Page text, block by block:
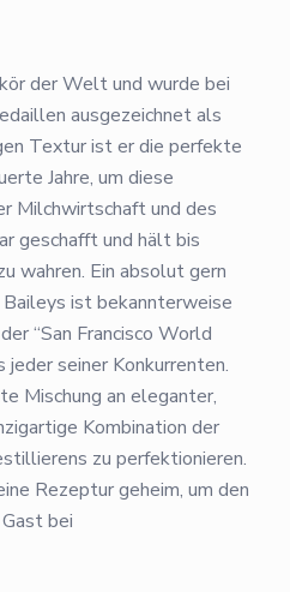
der Welt und wurde bei
ausgezeichnet als
Textur ist er die perfekte
Jahre, um diese
Milchwirtschaft und des
geschafft und hält bis
wahren. Ein absolut gern
ist bekannterweise
“San Francisco World
seiner Konkurrenten.
Mischung an eleganter,
Kombination der
zu perfektionieren.
Rezeptur geheim, um den
bei